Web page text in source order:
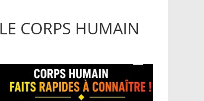
LE CORPS HUMAIN